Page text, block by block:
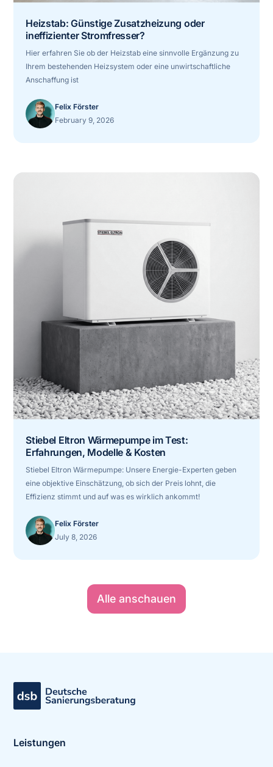
Heizstab: Günstige Zusatzheizung oder
ineffizienter Stromfresser?
Hier erfahren Sie ob der Heizstab eine sinnvolle Ergänzung zu
Ihrem bestehenden Heizsystem oder eine unwirtschaftliche
Anschaffung ist
Felix Förster
February 9, 2026
Stiebel Eltron Wärmepumpe im Test:
Erfahrungen, Modelle & Kosten
Stiebel Eltron Wärmepumpe: Unsere Energie-Experten geben
eine objektive Einschätzung, ob sich der Preis lohnt, die
Effizienz stimmt und auf was es wirklich ankommt!
Felix Förster
July 8, 2026
Alle anschauen
Leistungen